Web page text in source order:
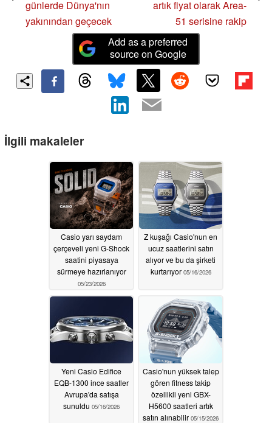
günlerde Dünya'nın
yakınından geçecek
artık fiyat olarak Area-
51 serisine rakip
Add as a preferred
source on Google
İlgili makaleler
Casio yarı saydam
çerçeveli yeni G-Shock
saatini piyasaya
sürmeye hazırlanıyor
05/23/2026
Z kuşağı Casio'nun en
ucuz saatlerini satın
alıyor ve bu da şirketi
kurtarıyor 05/16/2026
Yeni Casio Edifice
EQB-1300 ince saatler
Avrupa'da satışa
sunuldu 05/16/2026
Casio'nun yüksek talep
gören fitness takip
özellikli yeni GBX-
H5600 saatleri artık
satın alınabilir 05/15/2026